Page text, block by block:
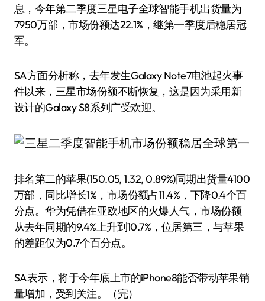
息，今年第二季度三星电子全球智能手机出货量为
7950万部，市场份额达22.1%，继第一季度后稳居冠
军。
SA方面分析称，去年发生Galaxy Note7电池起火事
件以来，三星市场份额不断恢复，这是因为采用新
设计的Galaxy S8系列广受欢迎。
排名第二的苹果(150.05, 1.32, 0.89%)同期出货量4100
万部，同比增长1%，市场份额占11.4%，下降0.4个百
分点。华为凭借在亚欧地区的火爆人气，市场份额
从去年同期的9.4%上升到10.7%，位居第三，与苹果
的差距仅为0.7个百分点。
SA表示，将于今年底上市的iPhone8能否带动苹果销
量增加，受到关注。（完）